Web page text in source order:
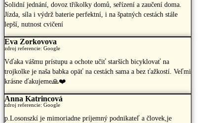
Solidní jednání, dovoz tříkolky domů, seřízení a zaučení doma.
Jízda, síla i výdrž baterie perfektní, i na špatných cestách stále
lepší, nutnost cvičení
Eva Zorkovova
zdroj referencie: Google
Vďaka vášmu prístupu a ochote učiť starších bicyklovať na
trojkolke je naša babka opäť na cestách sama a bez ťažkostí. Veľmi
krásne ďakujeme🙏❤️
Anna Katrincová
zdroj referencie: Google
p.Losonszkí je mimoriadne príjemný podnikateľ a človek,je